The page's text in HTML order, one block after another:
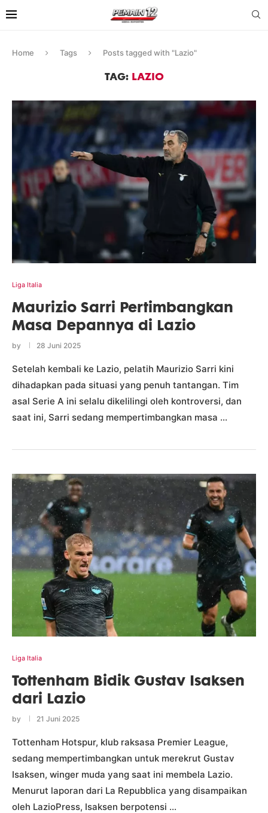
Home Tags Posts tagged with "Lazio"
TAG: LAZIO
Liga Italia
Maurizio Sarri Pertimbangkan
Masa Depannya di Lazio
by 28 Juni 2025
Setelah kembali ke Lazio, pelatih Maurizio Sarri kini
dihadapkan pada situasi yang penuh tantangan. Tim
asal Serie A ini selalu dikelilingi oleh kontroversi, dan
saat ini, Sarri sedang mempertimbangkan masa …
Liga Italia
Tottenham Bidik Gustav Isaksen
dari Lazio
by 21 Juni 2025
Tottenham Hotspur, klub raksasa Premier League,
sedang mempertimbangkan untuk merekrut Gustav
Isaksen, winger muda yang saat ini membela Lazio.
Menurut laporan dari La Repubblica yang disampaikan
oleh LazioPress, Isaksen berpotensi …